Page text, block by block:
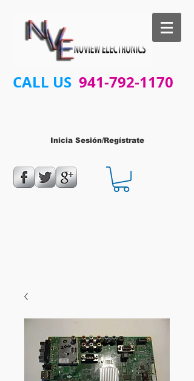
CALL US 941-792-1170
Inicia Sesión/Regístrate